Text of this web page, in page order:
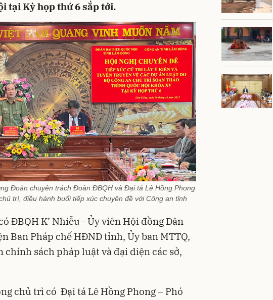
tại Kỳ họp thứ 6 sắp tới.
Đoàn chuyên trách Đoàn ĐBQH và Đại tá Lê Hồng Phong
trì, điều hành buổi tiếp xúc chuyên đề với Công an tỉnh
ĐBQH K’ Nhiễu - Ủy viên Hội đồng Dân
Ban Pháp chế HĐND tỉnh, Ủy ban MTTQ,
chính sách pháp luật và đại diện các sở,
chủ trì có Đại tá Lê Hồng Phong – Phó